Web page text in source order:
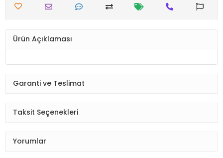
Ürün Açıklaması
Garanti ve Teslimat
Taksit Seçenekleri
Yorumlar